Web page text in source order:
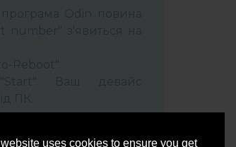
uses cookies to ensure you get
Odin повина
з'явиться на
Reboot".
Ваш девайс
ПК.